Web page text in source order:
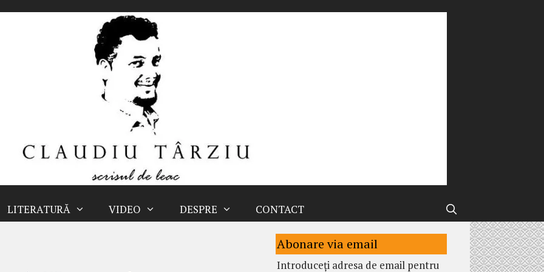
LITERATURĂ VIDEO DESPRE CONTACT
Abonare via email
Introduceți adresa de email pentru